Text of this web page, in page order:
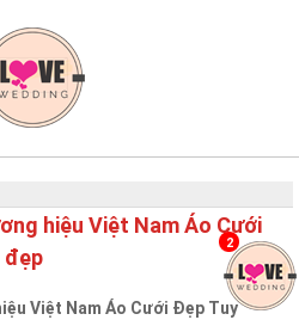
hiệu Việt Nam Áo Cưới
đẹp
Việt Nam Áo Cưới Đẹp Tuy
2